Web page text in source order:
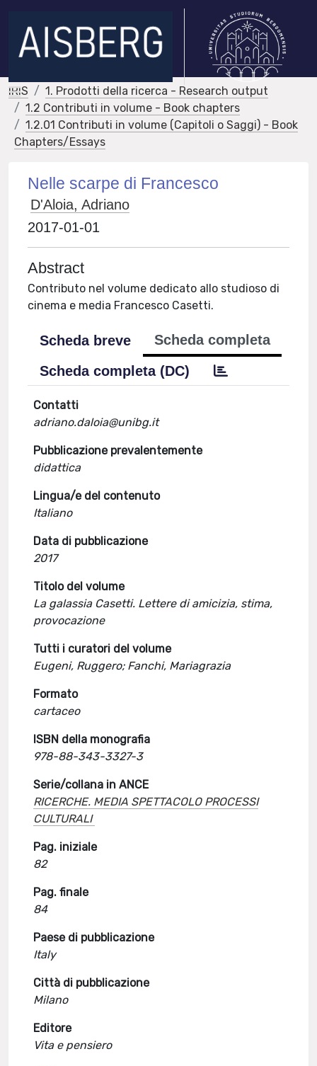
IRIS
1. Prodotti della ricerca - Research output
1.2 Contributi in volume - Book chapters
1.2.01 Contributi in volume (Capitoli o Saggi) - Book
Chapters/Essays
Nelle scarpe di Francesco
D'Aloia, Adriano
2017-01-01
Abstract
Contributo nel volume dedicato allo studioso di
cinema e media Francesco Casetti.
Scheda breve
Scheda completa
Scheda completa (DC)
Contatti
adriano.daloia@unibg.it
Pubblicazione prevalentemente
didattica
Lingua/e del contenuto
Italiano
Data di pubblicazione
2017
Titolo del volume
La galassia Casetti. Lettere di amicizia, stima,
provocazione
Tutti i curatori del volume
Eugeni, Ruggero; Fanchi, Mariagrazia
Formato
cartaceo
ISBN della monografia
978-88-343-3327-3
Serie/collana in ANCE
RICERCHE. MEDIA SPETTACOLO PROCESSI
CULTURALI
Pag. iniziale
82
Pag. finale
84
Paese di pubblicazione
Italy
Città di pubblicazione
Milano
Editore
Vita e pensiero